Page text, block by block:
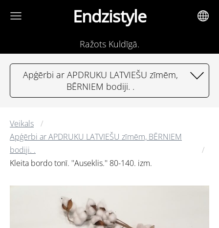
Endzistyle
Ražots Kuldīgā.
Apģērbi ar APDRUKU LATVIEŠU zīmēm,
BĒRNIEM bodiji. .
Veikals
Apģērbi ar APDRUKU LATVIEŠU zīmēm, BĒRNIEM
bodiji. .
Kleita bordo tonī. ''Auseklis.'' 80-140. izm.